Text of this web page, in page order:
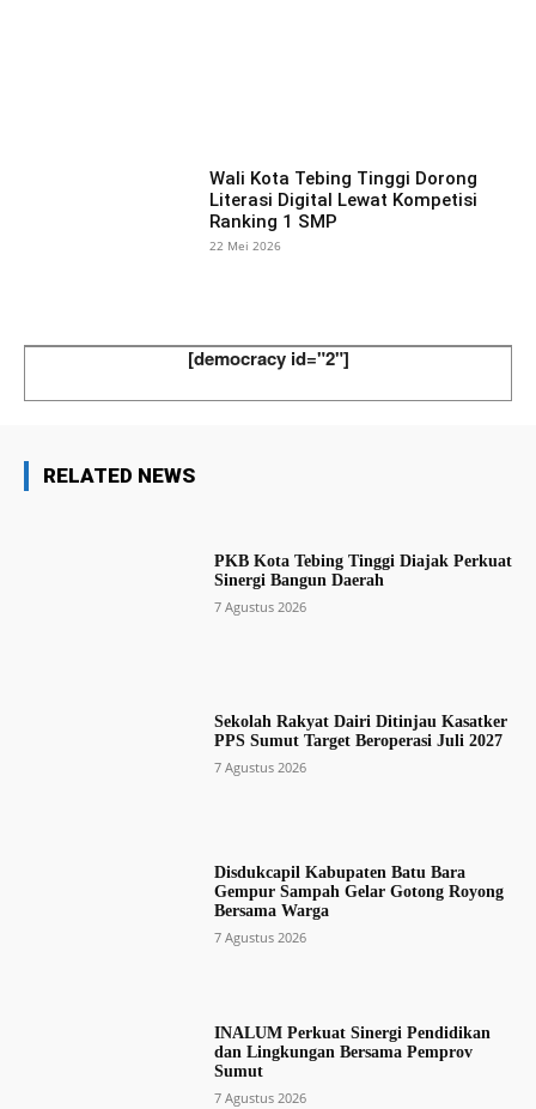
Wali Kota Tebing Tinggi Dorong
Literasi Digital Lewat Kompetisi
Ranking 1 SMP
22 Mei 2026
[democracy id="2"]
RELATED NEWS
PKB Kota Tebing Tinggi Diajak Perkuat
Sinergi Bangun Daerah
7 Agustus 2026
Sekolah Rakyat Dairi Ditinjau Kasatker
PPS Sumut Target Beroperasi Juli 2027
7 Agustus 2026
Disdukcapil Kabupaten Batu Bara
Gempur Sampah Gelar Gotong Royong
Bersama Warga
7 Agustus 2026
INALUM Perkuat Sinergi Pendidikan
dan Lingkungan Bersama Pemprov
Sumut
7 Agustus 2026